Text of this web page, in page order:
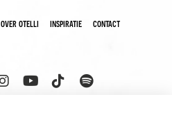
over otelli inspiratie contact